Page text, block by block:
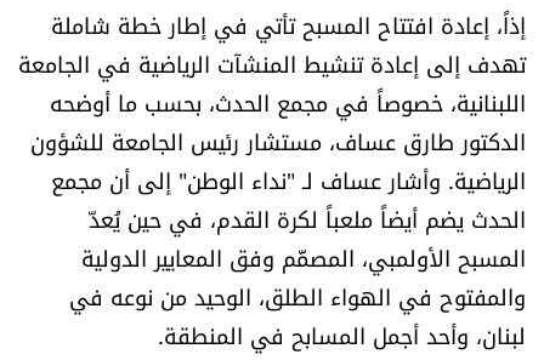
الرياضة
منوّعات
حظّك اليوم
للتاريخ
فيديو
إذاً، إعادة افتتاح المسبح تأتي في إطار خطة شاملة
تهدف إلى إعادة تنشيط المنشآت الرياضية في الجامعة
اللبنانية، خصوصاً في مجمع الحدث، بحسب ما أوضحه
الدكتور طارق عساف، مستشار رئيس الجامعة للشؤون
الرياضية. وأشار عساف لـ "نداء الوطن" إلى أن مجمع
الحدث يضم أيضاً ملعباً لكرة القدم، في حين يُعدّ
المسبح الأولمبي، المصمَّم وفق المعايير الدولية
والمفتوح في الهواء الطلق، الوحيد من نوعه في
لبنان، وأحد أجمل المسابح في المنطقة.